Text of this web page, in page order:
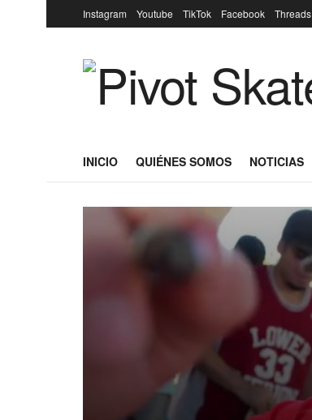
Instagram Youtube TikTok Facebook Threads
INICIO QUIÉNES SOMOS NOTICIAS